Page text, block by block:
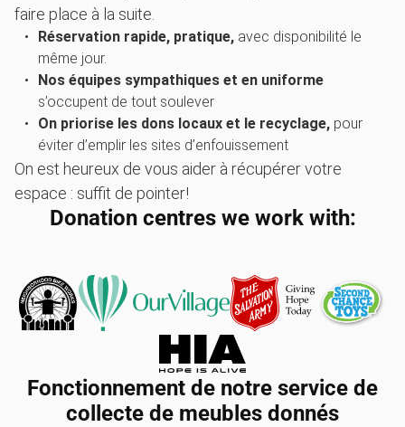
faire place à la suite.
Réservation rapide, pratique, avec disponibilité le
même jour.
Nos équipes sympathiques et en uniforme
s’occupent de tout soulever
On priorise les dons locaux et le recyclage, pour
éviter d’emplir les sites d’enfouissement
On est heureux de vous aider à récupérer votre
espace : suffit de pointer!
Donation centres we work with:
Fonctionnement de notre service de
collecte de meubles donnés